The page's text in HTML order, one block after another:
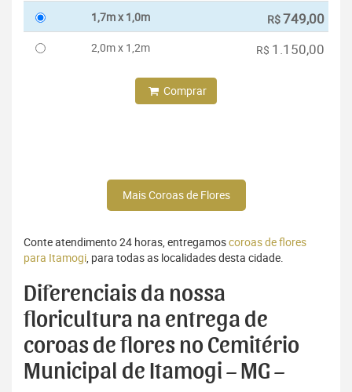
1,7m x 1,0m R$749,00
2,0m x 1,2m R$ 1.150,00
Comprar
Mais Coroas de Flores
Conte atendimento 24 horas, entregamoscoroas de flores
para Itamogi, para todas as localidades desta cidade.
Diferenciais da nossa
floricultura na entrega de
coroas de flores no Cemitério
Municipal de Itamogi – MG –